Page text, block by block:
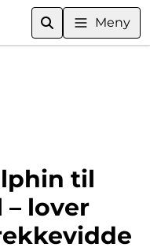
Meny
til
lover